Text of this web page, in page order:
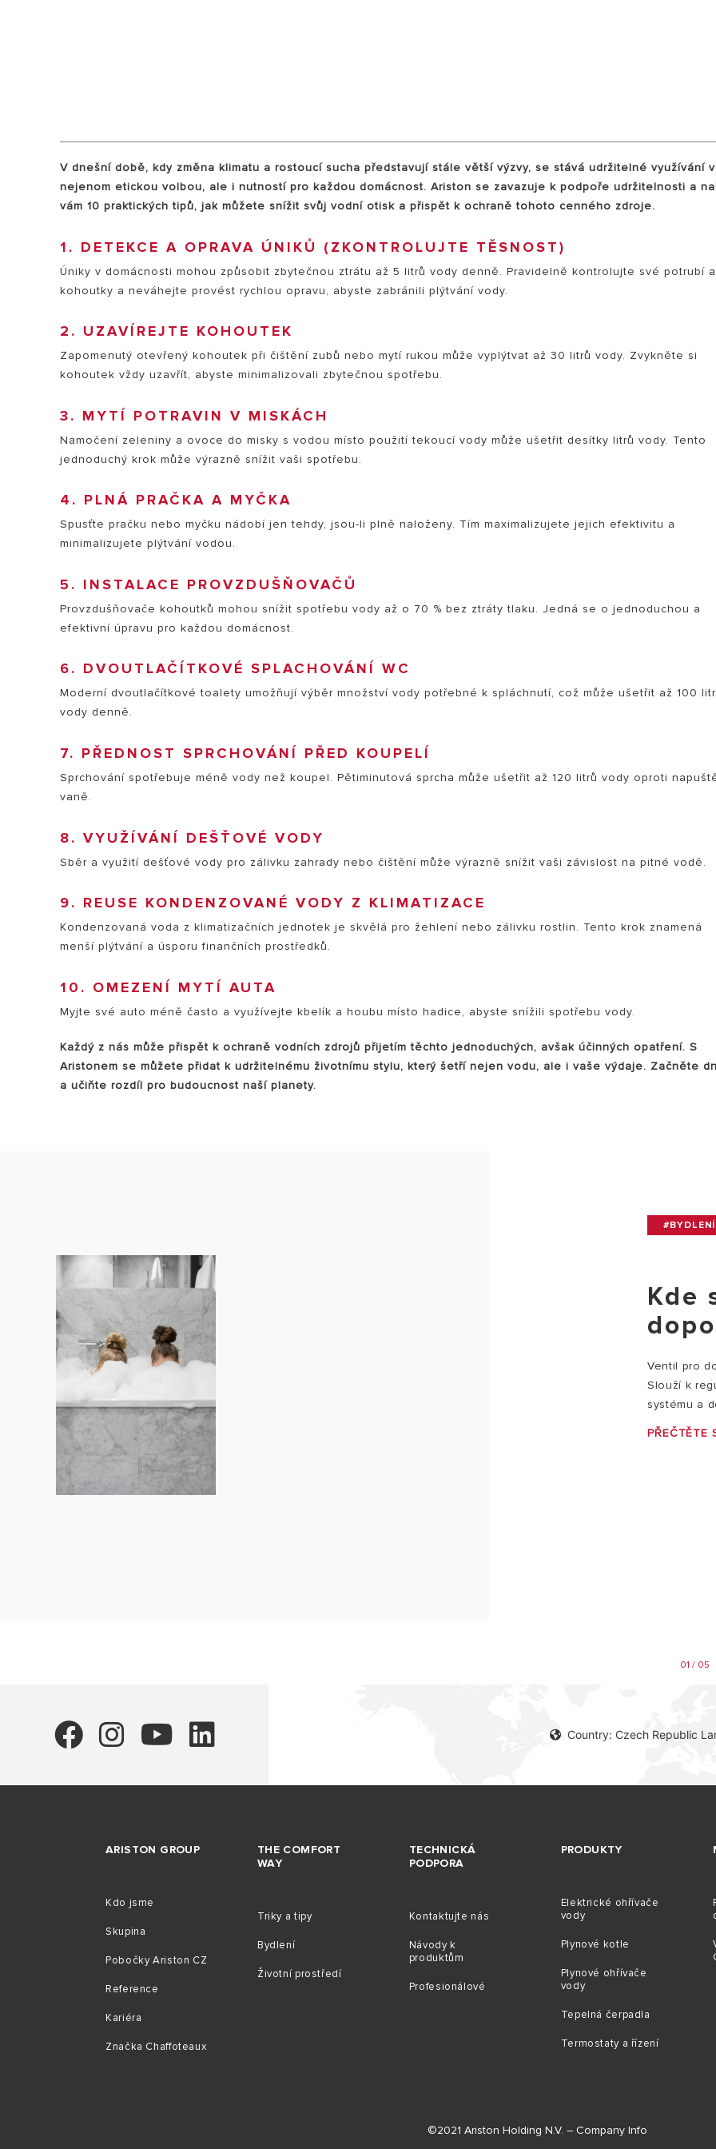
VŠECHNY MODELY OHŘÍVAČE VODY
V dnešní době, kdy změna klimatu a rostoucí sucha představují stále větší výzvy, se stává udržitelné využívání
nejenom etickou volbou, ale i nutností pro každou domácnost. Ariston se zavazuje k podpoře udržitelnosti a
vám 10 praktických tipů, jak můžete snížit svůj vodní otisk a přispět k ochraně tohoto cenného zdroje.
1. DETEKCE A OPRAVA ÚNIKŮ (ZKONTROLUJTE TĚSNOST)
Úniky v domácnosti mohou způsobit zbytečnou ztrátu až 5 litrů vody denně. Pravidelně kontrolujte své potrubí a
kohoutky a neváhejte provést rychlou opravu, abyste zabránili plýtvání vody.
2. UZAVÍREJTE KOHOUTEK
Zapomenutý otevřený kohoutek při čištění zubů nebo mytí rukou může vyplýtvat až 30 litrů vody. Zvykněte si
kohoutek vždy uzavřít, abyste minimalizovali zbytečnou spotřebu.
3. MYTÍ POTRAVIN V MISKÁCH
Namočení zeleniny a ovoce do misky s vodou místo použití tekoucí vody může ušetřit desítky litrů vody. Tento
jednoduchý krok může výrazně snížit vaši spotřebu.
4. PLNÁ PRAČKA A MYČKA
Spusťte pračku nebo myčku nádobí jen tehdy, jsou-li plně naloženy. Tím maximalizujete jejich efektivitu a
minimalizujete plýtvání vodou.
5. INSTALACE PROVZDUŠŇOVAČŮ
Provzdušňovače kohoutků mohou snížit spotřebu vody až o 70 % bez ztráty tlaku. Jedná se o jednoduchou a
efektivní úpravu pro každou domácnost.
6. DVOUTLAČÍTKOVÉ SPLACHOVÁNÍ WC
Moderní dvoutlačítkové toalety umožňují výběr množství vody potřebné k spláchnutí, což může ušetřit až 100
vody denně.
7. PŘEDNOST SPRCHOVÁNÍ PŘED KOUPELÍ
Sprchování spotřebuje méně vody než koupel. Pětiminutová sprcha může ušetřit až 120 litrů vody oproti
vaně.
8. VYUŽÍVÁNÍ DEŠŤOVÉ VODY
Sběr a využití dešťové vody pro zálivku zahrady nebo čištění může výrazně snížit vaši závislost na pitné vodě.
9. REUSE KONDENZOVANÉ VODY Z KLIMATIZACE
Kondenzovaná voda z klimatizačních jednotek je skvělá pro žehlení nebo zálivku rostlin. Tento krok znamená
menší plýtvání a úsporu finančních prostředků.
10. OMEZENÍ MYTÍ AUTA
Myjte své auto méně často a využívejte kbelík a houbu místo hadice, abyste snížili spotřebu vody.
Každý z nás může přispět k ochraně vodních zdrojů přijetím těchto jednoduchých, avšak účinných opatření. S
Aristonem se můžete přidat k udržitelnému životnímu stylu, který šetří nejen vodu, ale i vaše výdaje. Začněte
a učiňte rozdíl pro budoucnost naší planety.
#BYDLENÍ
Kde
Ventil pro
Slouží k
systému a
PŘEČTĚTE
01 / 05
Country: Czech Republic
ARISTON GROUP
Kdo jsme
Skupina
Pobočky Ariston CZ
Reference
Kariéra
Značka Chaffoteaux
THE COMFORT
WAY
Triky a tipy
Bydlení
Životní prostředí
TECHNICKÁ
PODPORA
Kontaktujte nás
Návody k
produktům
Profesionálové
PRODUKTY
Elektrické ohřívače
vody
Plynové kotle
Plynové ohřívače
vody
Tepelná čerpadla
Termostaty a řízení
©2021 Ariston Holding N.V. – Company Info